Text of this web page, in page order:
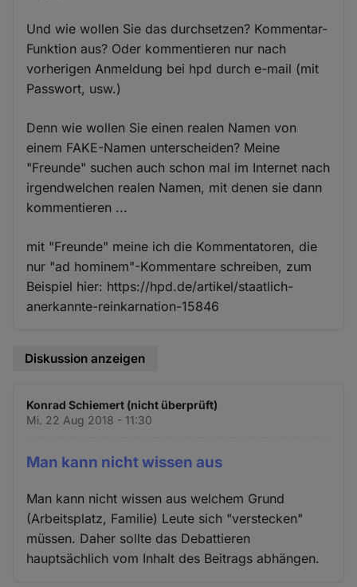
Und wie wollen Sie das durchsetzen? Kommentar-
Funktion aus? Oder kommentieren nur nach
vorherigen Anmeldung bei hpd durch e-mail (mit
Passwort, usw.)
Denn wie wollen Sie einen realen Namen von
einem FAKE-Namen unterscheiden? Meine
"Freunde" suchen auch schon mal im Internet nach
irgendwelchen realen Namen, mit denen sie dann
kommentieren ...
mit "Freunde" meine ich die Kommentatoren, die
nur "ad hominem"-Kommentare schreiben, zum
Beispiel hier: https://hpd.de/artikel/staatlich-
anerkannte-reinkarnation-15846
Diskussion anzeigen
Konrad Schiemert (nicht überprüft)
Mi. 22 Aug 2018 - 11:30
Man kann nicht wissen aus
Man kann nicht wissen aus welchem Grund
(Arbeitsplatz, Familie) Leute sich "verstecken"
müssen. Daher sollte das Debattieren
hauptsächlich vom Inhalt des Beitrags abhängen.